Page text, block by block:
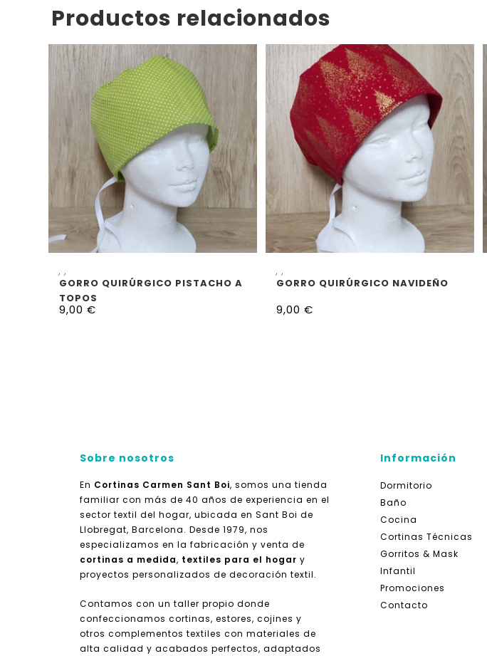
Productos relacionados
,,
GORRO QUIRÚRGICO PISTACHO A
TOPOS
9,00€
,,
GORRO QUIRÚRGICO NAVIDEÑO
9,00€
Sobre nosotros
En Cortinas Carmen Sant Boi, somos una tienda
familiar con más de 40 años de experiencia en el
sector textil del hogar, ubicada en Sant Boi de
Llobregat, Barcelona. Desde 1979, nos
especializamos en la fabricación y venta de
cortinas a medida, textiles para el hogar y
proyectos personalizados de decoración textil.
Contamos con un taller propio donde
confeccionamos cortinas, estores, cojines y
otros complementos textiles con materiales de
alta calidad y acabados perfectos, adaptados
Información
Dormitorio
Baño
Cocina
Cortinas Técnicas
Gorritos & Mask
Infantil
Promociones
Contacto